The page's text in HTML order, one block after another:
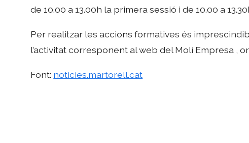
de 10.00 a 13.00h la primera sessió i de 10.00 a
Per realitzar les accions formatives és
l’activitat corresponent al web del Molí Empresa ,
Font: noticies.martorell.cat